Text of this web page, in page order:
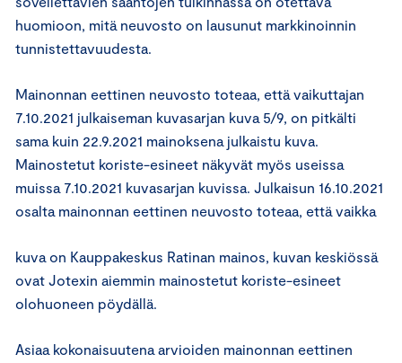
huomioon, mitä neuvosto on lausunut markkinoinnin
tunnistettavuudesta.
Mainonnan eettinen neuvosto toteaa, että vaikuttajan
7.10.2021 julkaiseman kuvasarjan kuva 5/9, on pitkälti
sama kuin 22.9.2021 mainoksena julkaistu kuva.
Mainostetut koriste-esineet näkyvät myös useissa
muissa 7.10.2021 kuvasarjan kuvissa. Julkaisun 16.10.2021
osalta mainonnan eettinen neuvosto toteaa, että vaikka
kuva on Kauppakeskus Ratinan mainos, kuvan keskiössä
ovat Jotexin aiemmin mainostetut koriste-esineet
olohuoneen pöydällä.
Asiaa kokonaisuutena arvioiden mainonnan eettinen